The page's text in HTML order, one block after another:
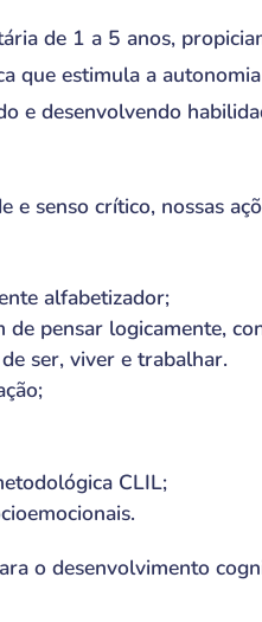
de 1 a 5 anos,
que estimula a
e desenvolvendo
senso crítico, nossas
alfabetizador;
pensar logicamente,
ser, viver e trabalhar.
CLIL;
o desenvolvimento